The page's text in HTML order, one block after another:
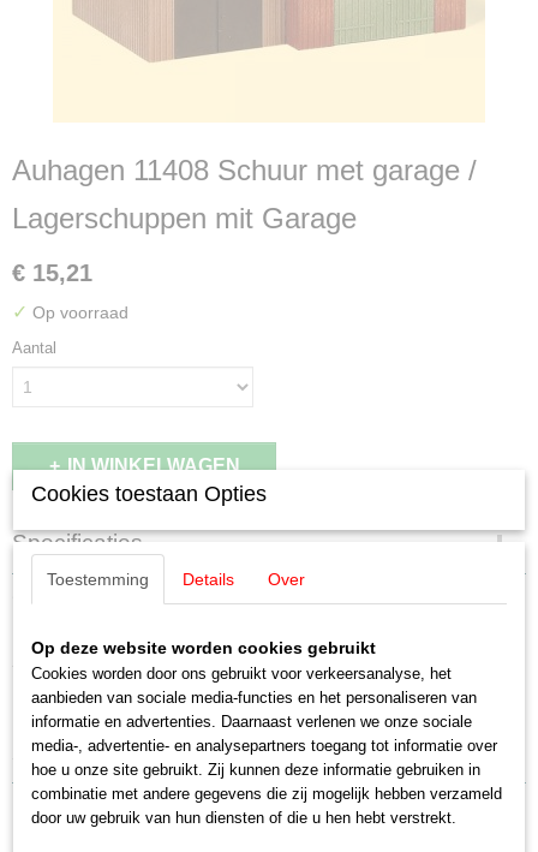
Auhagen 11408 Schuur met garage /
Lagerschuppen mit Garage
€ 15,21
✓ Op voorraad
Aantal
IN WINKELWAGEN
Specificaties
Productcode
EAN code
4013285114085
Schaal
H0 (1:87)
Staat
Nieuw
Auhagen 11408 Schuur met garage /
Lagerschuppen mit Garage
Schuur met garage / Lagerschuppen mit Garage
Cookies toestaan Opties
Toestemming Details Over
Op deze website worden cookies gebruikt
Cookies worden door ons gebruikt voor verkeersanalyse, het
aanbieden van sociale media-functies en het personaliseren van
informatie en advertenties. Daarnaast verlenen we onze sociale
media-, advertentie- en analysepartners toegang tot informatie over
hoe u onze site gebruikt. Zij kunnen deze informatie gebruiken in
combinatie met andere gegevens die zij mogelijk hebben verzameld
door uw gebruik van hun diensten of die u hen hebt verstrekt.